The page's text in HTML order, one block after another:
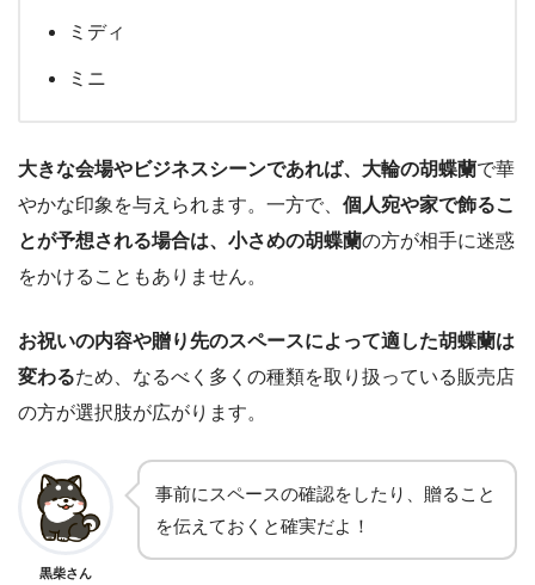
ミディ
ミニ
大きな会場やビジネスシーンであれば、大輪の胡蝶蘭で華
やかな印象を与えられます。一方で、 個人宛や家で飾るこ
とが予想される場合は、小さめの胡蝶蘭の方が相手に迷惑
をかけることもありません。
お祝いの内容や贈り先のスペースによって適した胡蝶蘭は
変わるため、なるべく多くの種類を取り扱っている販売店
の方が選択肢が広がります。
黒柴さん
事前にスペースの確認をしたり、贈ること
を伝えておくと確実だよ！